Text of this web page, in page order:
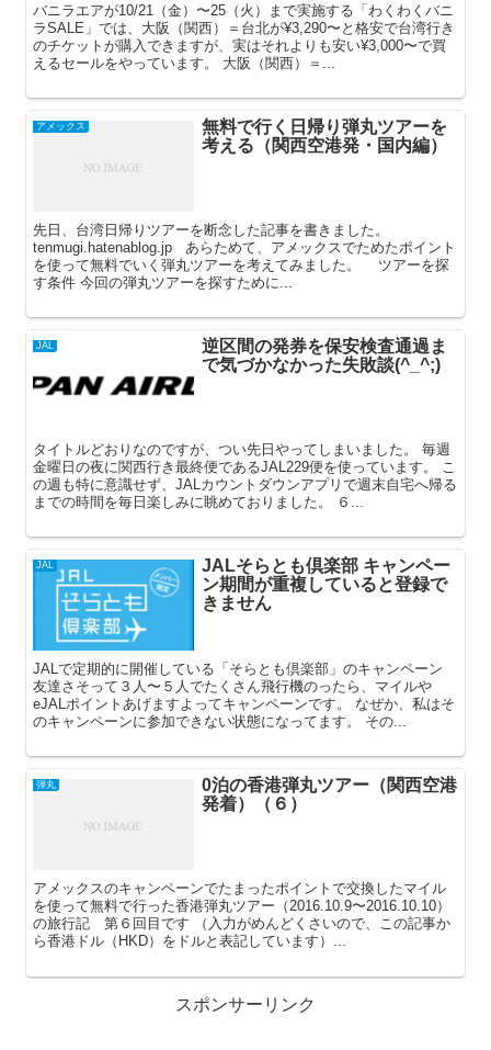
バニラエアが10/21（金）〜25（火）まで実施する「わくわくバニ
ラSALE」では、大阪（関西）＝台北が¥3,290〜と格安で台湾行き
のチケットが購入できますが、実はそれよりも安い¥3,000〜で買
えるセールをやっています。 大阪（関西）＝...
アメックス
無料で行く日帰り弾丸ツアーを
考える（関西空港発・国内編）
先日、台湾日帰りツアーを断念した記事を書きました。
tenmugi.hatenablog.jp あらためて、アメックスでためたポイント
を使って無料でいく弾丸ツアーを考えてみました。 ツアーを探
す条件 今回の弾丸ツアーを探すために...
JAL
逆区間の発券を保安検査通過ま
で気づかなかった失敗談(^_^;)
タイトルどおりなのですが、つい先日やってしまいました。 毎週
金曜日の夜に関西行き最終便であるJAL229便を使っています。 こ
の週も特に意識せず、JALカウントダウンアプリで週末自宅へ帰る
までの時間を毎日楽しみに眺めておりました。 ６...
JAL
JALそらとも倶楽部 キャンペー
ン期間が重複していると登録で
きません
JALで定期的に開催している「そらとも倶楽部」のキャンペーン
友達さそって３人〜５人でたくさん飛行機のったら、マイルや
eJALポイントあげますよってキャンペーンです。 なぜか、私はそ
のキャンペーンに参加できない状態になってます。 その...
弾丸
0泊の香港弾丸ツアー（関西空港
発着）（６）
アメックスのキャンペーンでたまったポイントで交換したマイル
を使って無料で行った香港弾丸ツアー（2016.10.9〜2016.10.10）
の旅行記 第６回目です （入力がめんどくさいので、この記事か
ら香港ドル（HKD）をドルと表記しています）...
スポンサーリンク